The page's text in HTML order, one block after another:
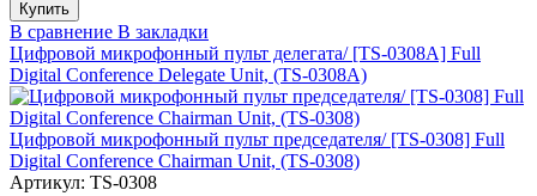
В сравнение В закладки
Цифровой микрофонный пульт делегата/ [TS-0308A] Full
Digital Conference Delegate Unit, (TS-0308A)
Цифровой микрофонный пульт председателя/ [TS-0308] Full
Digital Conference Chairman Unit, (TS-0308)
Артикул: TS-0308